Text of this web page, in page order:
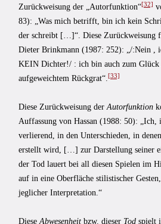
Zurückweisung der „Autorfunktion“[32]
83): „Was mich betrifft, bin ich kein
der schreibt […]“. Diese Zurückweisung
Dieter Brinkmann (1987: 252): „/:Nein ,
KEIN Dichter!/ : ich bin auch zum
aufgeweichtem Rückgrat“. [33]
Diese Zurückweisung der Autorfunktion
Auffassung von Hassan (1988: 50): „Ich,
verlierend, in den Unterschieden, in
erstellt wird, […] zur Darstellung seiner
der Tod lauert bei all diesen Spielen im
auf in eine Oberfläche stilistischer
jeglicher Interpretation.“
Diese Abwesenheit bzw. dieser Tod spielt